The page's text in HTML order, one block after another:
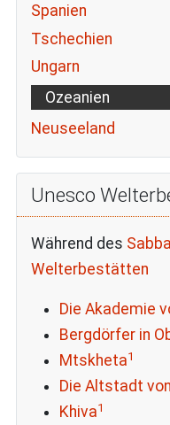
Spanien
Tschechien
Ungarn
Ozeanien
Neuseeland
Unesco
Während des
Welterbestätten
Die Akademie
Bergdörfer in
Mtskheta1
Die Altstadt
Khiva1